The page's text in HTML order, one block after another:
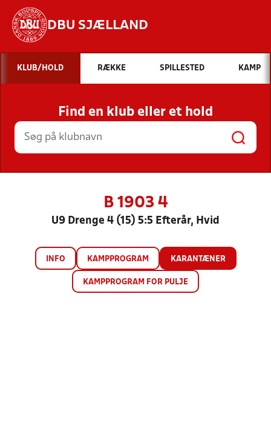
DBU SJÆLLAND
Hvad vil du søge efter?
INDHOLD OG NYHEDER
STILLINGER, RESULTATER, KLUBBER OG
HOLD
KLUB/HOLD RÆKKE SPILLESTED KAMP
Find en klub eller et hold
B 1903 4
U9 Drenge 4 (15) 5:5 Efterår, Hvid
INFO KAMPPROGRAM KARANTÆNER
KAMPPROGRAM FOR PULJE